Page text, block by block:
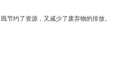
约了资源，又减少了废弃物的排放。